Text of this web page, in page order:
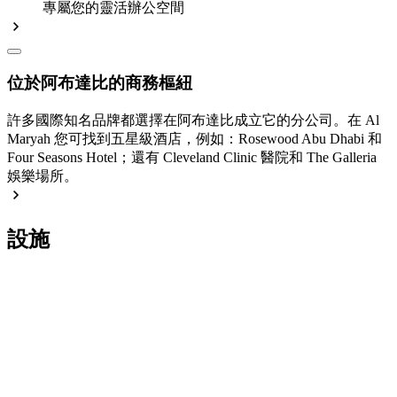
專屬您的靈活辦公空間
位於阿布達比的商務樞紐
許多國際知名品牌都選擇在阿布達比成立它的分公司。在 Al
Maryah 您可找到五星級酒店，例如：Rosewood Abu Dhabi 和
Four Seasons Hotel；還有 Cleveland Clinic 醫院和 The Galleria
娛樂場所。
設施